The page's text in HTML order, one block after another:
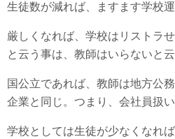
生徒数が減れば、ますます学校運
厳しくなれば、学校はリストラ
と云う事は、教師はいらないと云
国公立であれば、教師は地方公
企業と同じ。つまり、会社員扱い
学校としては生徒が少なくなれ